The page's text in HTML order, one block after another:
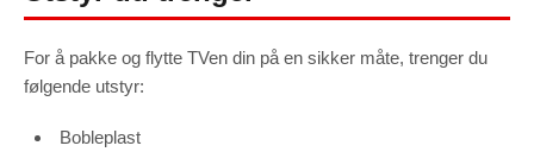
For å pakke og flytte TVen din på en sikker måte, trenger du
følgende utstyr:
Bobleplast